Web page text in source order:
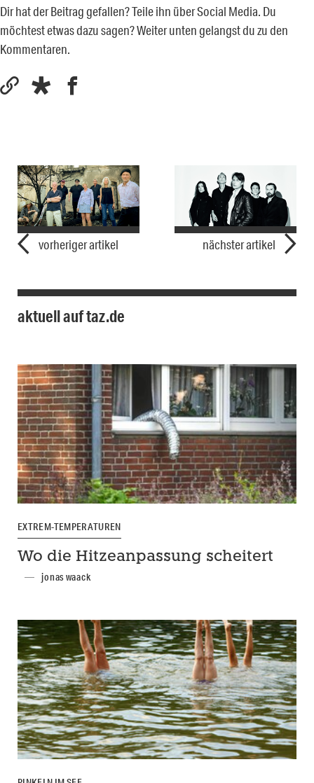
Dir hat der Beitrag gefallen? Teile ihn über Social Media. Du
möchtest etwas dazu sagen? Weiter unten gelangst du zu den
Kommentaren.
vorheriger artikel nächster artikel
aktuell auf taz.de
EXTREM-TEMPERATUREN
Wo die Hitzeanpassung scheitert
jonas waack